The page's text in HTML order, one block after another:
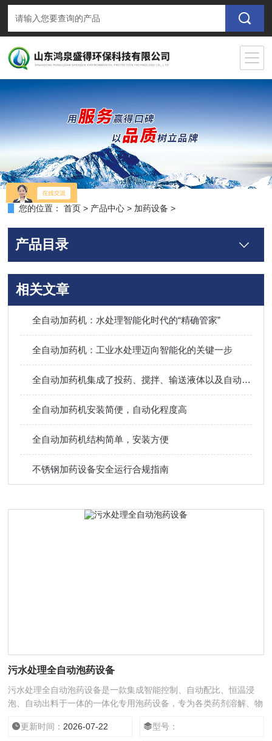
您的位置： 首页 > 产品中心 > 加药设备 >
产品目录
相关文章
全自动加药机：水处理智能化时代的“精确管家”
全自动加药机：工业水处理迈向智能化的关键一步
全自动加药机集成了投药、搅拌、输送液体以及自动控制等多种功能
全自动加药机安装简便，自动化程度高
全自动加药机结构简单，安装方便
不锈钢加药设备安全运行合规指南
污水处理全自动泡药设备
污水处理全自动泡药设备是一款集成智能控制、自动配比、恒温浸
泡、自动出料于一体的一体化专用泡药设备，专为各类药剂溶解、物
更新时间： 2026-07-22 型号：